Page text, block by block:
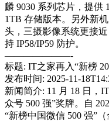
麟 9030 系列芯片，提供
1TB 存储版本。另外新
头，三摄影像系统更接
持 IP58/IP59 防护。
———————-
标题: IT之家再入“新榜
发布时间: 2025-11-
新闻简介: 11 月 18 日，
众号 500 强”奖牌。自
“新榜中国微信 500 强”（